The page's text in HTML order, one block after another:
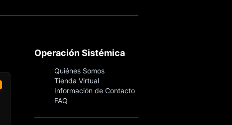
Operación Sistémica
Quiénes Somos
Tienda Virtual
Información de Contacto
FAQ